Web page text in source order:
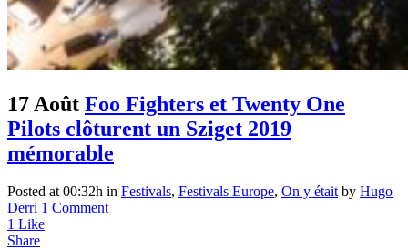
17 Août Foo Fighters et Twenty One
Pilots clôturent un Sziget 2019
mémorable
Posted at 00:32h in Festivals, Festivals Europe, On y était by Hugo
Derri 1 Comment
1 Like
Share